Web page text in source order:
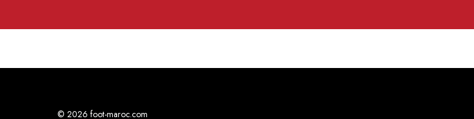
© 2026 foot-maroc.com